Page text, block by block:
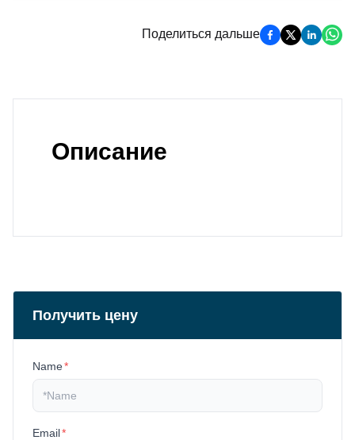
Поделиться дальше
Описание
Получить цену
Name*
Email*